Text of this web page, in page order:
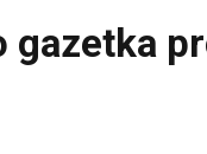
gazetka